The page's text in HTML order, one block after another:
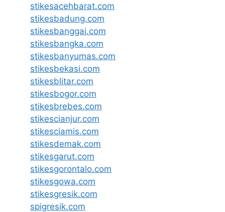
stikesacehbarat.com
stikesbadung.com
stikesbanggai.com
stikesbangka.com
stikesbanyumas.com
stikesbekasi.com
stikesblitar.com
stikesbogor.com
stikesbrebes.com
stikescianjur.com
stikesciamis.com
stikesdemak.com
stikesgarut.com
stikesgorontalo.com
stikesgowa.com
stikesgresik.com
spigresik.com